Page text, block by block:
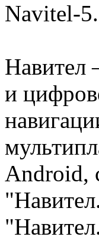
Navitel-
Навител
и
Android,